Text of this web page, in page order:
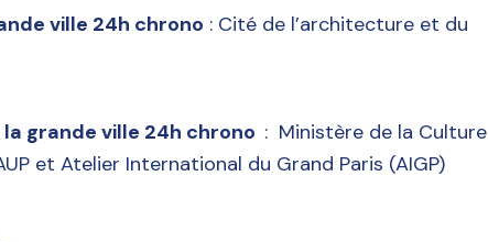
ville 24h chrono : Cité de l’architecture et du
grande ville 24h chrono : Ministère de la Culture
et Atelier International du Grand Paris (AIGP)